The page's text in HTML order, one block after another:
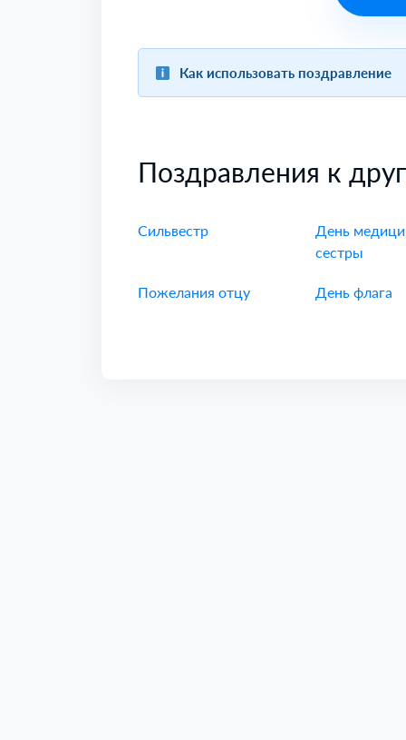
Как использовать поздравление
Поздравления к
Сильвестр
День
сестры
Пожелания отцу День флага